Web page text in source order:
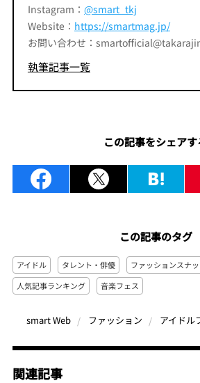
Instagram： @smart_tkj
Website： https://smartmag.jp/
お問い合わせ：
執筆記事一覧
この記事をシェアす
この記事のタグ
アイドル タレント・俳優
ファッションスナ
人気記事ランキング
音楽フェス
smart Web ファッション
関連記事